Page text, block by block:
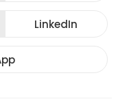
autre
fenêtre
Ouvrir
LinkedIn